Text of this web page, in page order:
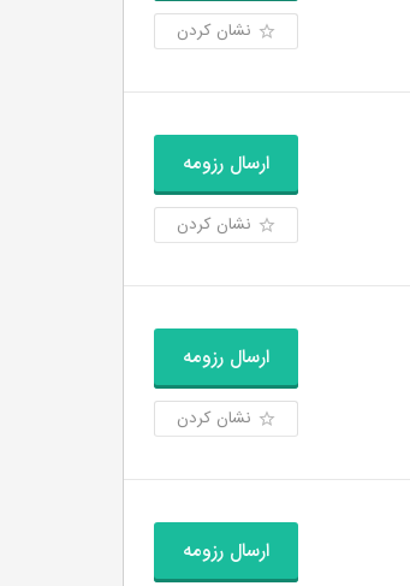
نشان کردن
ارسال رزومه
نشان کردن
ارسال رزومه
نشان کردن
ارسال رزومه